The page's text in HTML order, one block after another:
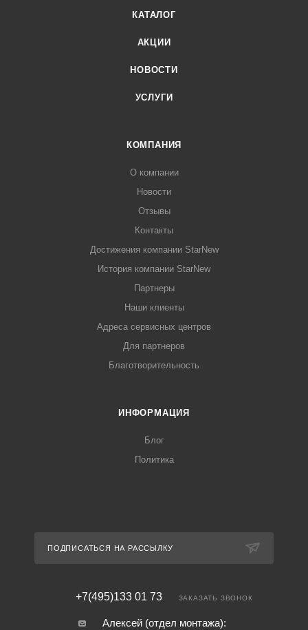
КАТАЛОГ
АКЦИИ
НОВОСТИ
УСЛУГИ
КОМПАНИЯ
О компании
Новости
Отзывы
Контакты
Достижения компании StarNew
История компании StarNew
Партнеры
Наши клиенты
Адреса сервисных центров
Для партнеров
Благотворительность
ИНФОРМАЦИЯ
Блог
Политика
ПОДПИСАТЬСЯ НА РАССЫЛКУ
+7(495)133 01 73 ЗАКАЗАТЬ ЗВОНОК
Алексей (отдел монтажа):